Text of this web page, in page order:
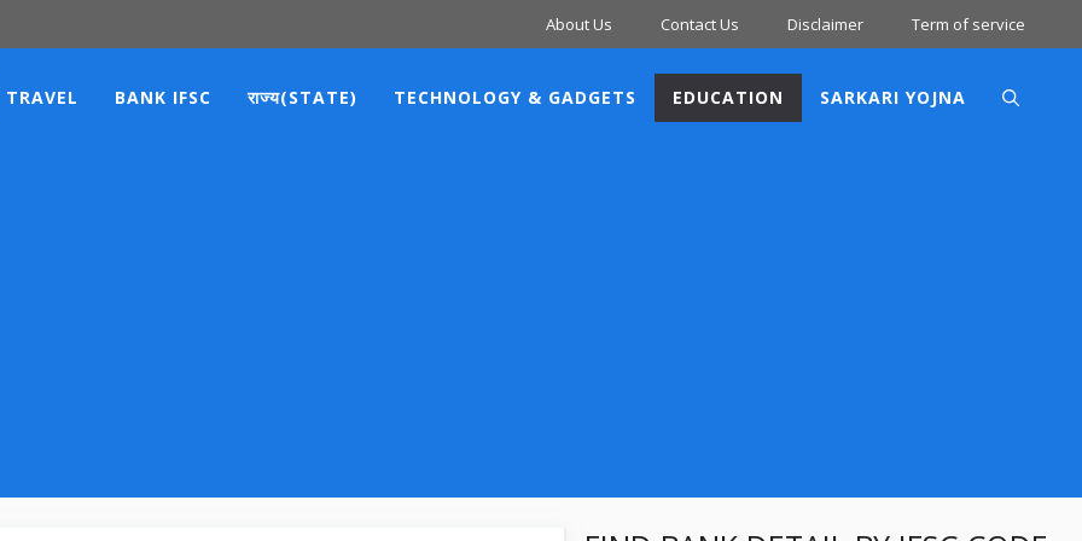
About Us Contact Us Disclaimer Term of service
TRAVEL BANK IFSC राज्य(STATE) TECHNOLOGY & GADGETS EDUCATION SARKARI YOJNA